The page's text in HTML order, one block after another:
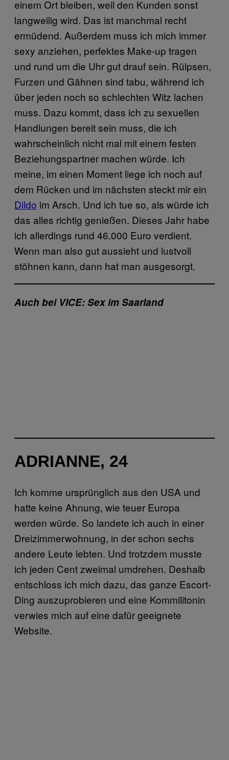
einem Ort bleiben, weil den Kunden sonst
langweilig wird. Das ist manchmal recht
ermüdend. Außerdem muss ich mich immer
sexy anziehen, perfektes Make-up tragen
und rund um die Uhr gut drauf sein. Rülpsen,
Furzen und Gähnen sind tabu, während ich
über jeden noch so schlechten Witz lachen
muss. Dazu kommt, dass ich zu sexuellen
Handlungen bereit sein muss, die ich
wahrscheinlich nicht mal mit einem festen
Beziehungspartner machen würde. Ich
meine, im einen Moment liege ich noch auf
dem Rücken und im nächsten steckt mir ein
Dildo im Arsch. Und ich tue so, als würde ich
das alles richtig genießen. Dieses Jahr habe
ich allerdings rund 46.000 Euro verdient.
Wenn man also gut aussieht und lustvoll
stöhnen kann, dann hat man ausgesorgt.
Auch bei VICE: Sex im Saarland
ADRIANNE, 24
Ich komme ursprünglich aus den USA und
hatte keine Ahnung, wie teuer Europa
werden würde. So landete ich auch in einer
Dreizimmerwohnung, in der schon sechs
andere Leute lebten. Und trotzdem musste
ich jeden Cent zweimal umdrehen. Deshalb
entschloss ich mich dazu, das ganze Escort-
Ding auszuprobieren und eine Kommilitonin
verwies mich auf eine dafür geeignete
Website.